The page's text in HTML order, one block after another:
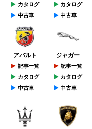
カタログ
中古車
カタログ
中古車
アバルト
記事一覧
カタログ
中古車
ジャガー
記事一覧
カタログ
中古車